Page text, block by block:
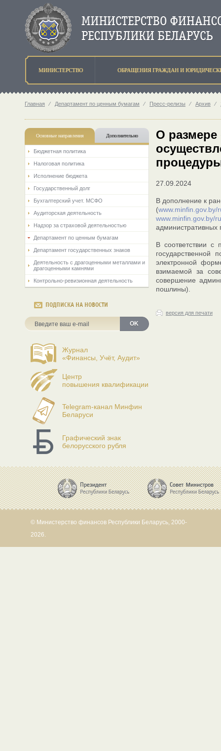
МИНИСТЕРСТВО ОБРАЩЕНИЯ ГРАЖДАН И
Главная ⁄ Департамент по ценным бумагам ⁄ Пресс-релизы ⁄ Архив ⁄
Основные направления Дополнительно
Бюджетная политика
Налоговая политика
Исполнение бюджета
Государственный долг
Бухгалтерский учет. МСФО
Аудиторская деятельность
Надзор за страховой деятельностью
Департамент по ценным бумагам
Департамент государственных знаков
Деятельность с драгоценными металлами и
драгоценными камнями
Контрольно-ревизионная деятельность
ПОДПИСКА НА НОВОСТИ
OK
Журнал
«Финансы, Учёт, Аудит»
Центр
повышения квалификации
Telegram-канал Минфин
Беларуси
Графический знак
белорусского рубля
О размере
27.09.2024
В дополнение к
(
www.minfin.gov.by/
административных
В соответствии с
электронной
взимаемой за
совершение
пошлины).
версия для печати
© Министерство финансов Республики Беларусь, 2000-
2026.